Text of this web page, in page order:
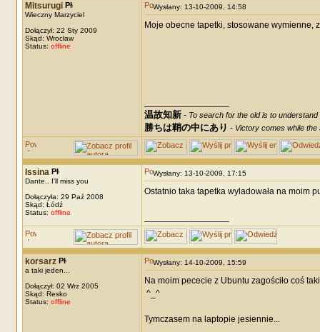
Mitsurugi
Wieczny Marzyciel
Dołączył: 22 Sty 2009
Skąd: Wrocław
Status: offline
Wysłany: 13-10-2009, 14:58
Moje obecne tapetki, stosowane wymienne,
温故知新- To search for the old is to understand
勝ちは鞘の中にあり - Victory comes while
Issina
Dante.. I'll miss you
Dołączyła: 29 Paź 2008
Skąd: Łódź
Status: offline
Wysłany: 13-10-2009, 17:15
Ostatnio taka tapetka wyladowała na moim
korsarz
a taki jeden...
Dołączył: 02 Wrz 2005
Skąd: Resko
Status: offline
Wysłany: 14-10-2009, 15:59
Na moim pececie z Ubuntu zagościło coś
^_^
Tymczasem na laptopie jesiennie...